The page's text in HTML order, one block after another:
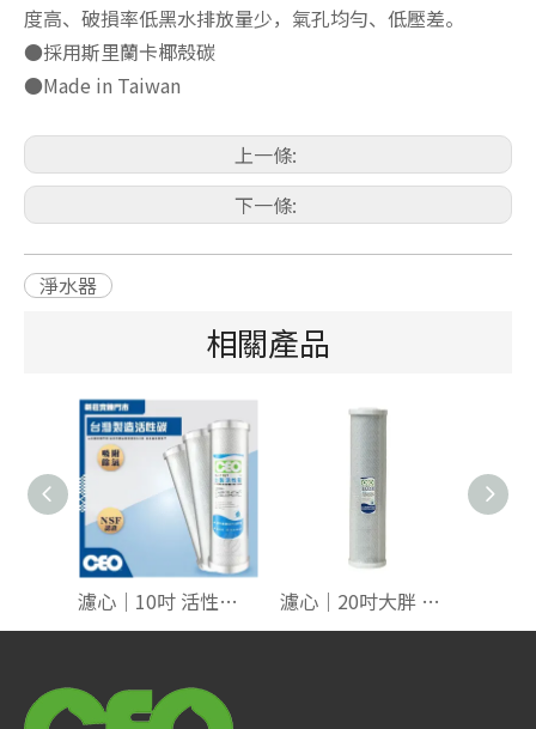
度高、破損率低黑水排放量少，氣孔均勻、低壓差。
●採用斯里蘭卡椰殼碳
●Made in Taiwan
上一條:
下一條:
淨水器
相關產品
濾心｜10吋 活性碳 CTO 共3款 濾心｜20吋大胖 活性碳CTO 【高效燒結】500T